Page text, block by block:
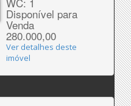
Disponível para
Venda
280.000,00
Ver detalhes deste
imóvel